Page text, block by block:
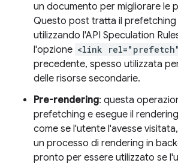
un documento per migliorare le
Questo post tratta il prefetching
utilizzando l'API Speculation
l'opzione <link
precedente, spesso utilizzata
delle risorse secondarie.
Pre-rendering: questa
prefetching e esegue il
come se l'utente l'avesse
un processo di rendering in
pronto per essere utilizzato se